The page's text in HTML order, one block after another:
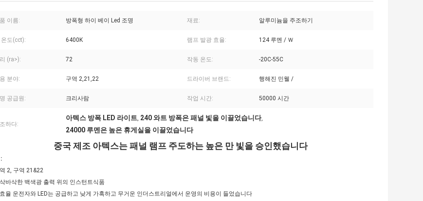
이름: 방폭형 하이 베이 Led 조명 재료: 알루미늄을 주조하기
도(cct): 6400K 램프 발광 효율: 124 루멘 / Ｗ
(ra>): 72 작동 온도: -20C-55C
분야: 구역 2,21,22 드라이버 브랜드: 행해진 민웰 /
공급원: 크리사람 작업 시간: 50000 시간
하다:
아텍스 방폭 LED 라이트, 240 와트 방폭은 패널 빛을 이끌었습니다,
24000 루멘은 높은 휴게실을 이끌었습니다
중국 제조 아텍스는 패널 램프 주도하는 높은 만 빛을 승인했습니다
2, 구역 21&22
바삭한 백색광 출력 위의 인스턴트식품
율 운전자와 LED는 공급하고 낮게 가혹하고 무거운 인더스트리얼에서 운영의 비용이 들었습니다